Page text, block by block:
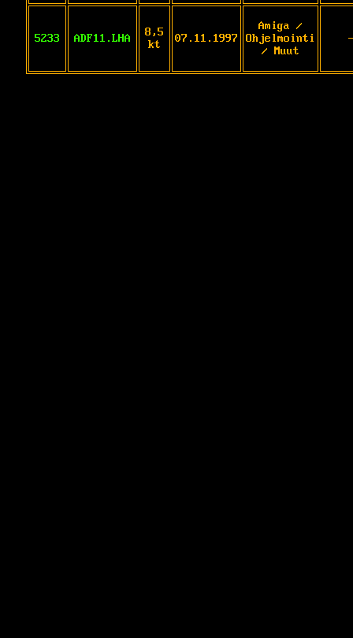
5233 ADF11.LHA
8,5
kt
07.11.1997
Amiga /
Ohjelmointi
/ Muut